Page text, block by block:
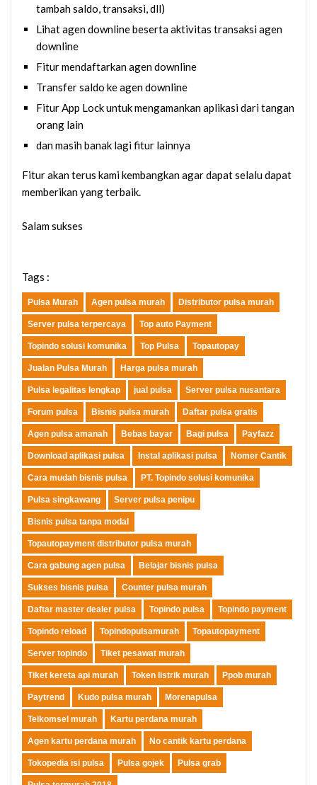
tambah saldo, transaksi, dll)
Lihat agen downline beserta aktivitas transaksi agen
downline
Fitur mendaftarkan agen downline
Transfer saldo ke agen downline
Fitur App Lock untuk mengamankan aplikasi dari tangan
orang lain
dan masih banak lagi fitur lainnya
Fitur akan terus kami kembangkan agar dapat selalu dapat
memberikan yang terbaik.
Salam sukses
Tags :
Pulsa Murah Agen pulsa murah Distributor pulsa murah
Server pulsa terpercaya Top auto Payment
Topindo solusi komunika Top Pulsa Topautopay
Jualan Pulsa Murah Harga pulsa murah
Pulsa legalitas lengkap jual pulsa Server pulsa nusantara
Forum pulsa Bisnis pulsa murah Daftar pulsa gratis
Agen pulsa amanah Bebas bayar Bagi pulsa Payfazz
Download aplikasi pulsa Instal aplikasi pulsa Nomer Cantik
Cara mudah bisnis pulsa PT. Topindo solusi komunika
Pulsa singkawang Server pulsa penipu
Bisnis pulsa tanpa modal
Topautopayment distributor pulsa murah
Cara gabung agen pulsa Belajar bisnis pulsa
Sukses bisnis pulsa Counter pulsa murah
Daftar master dealer pulsa Topindo pulsa Topindo payment
Topindo reload Topindopulsamurah Topautopayment
Server topindo Tiket pesawat murah
Tiket kereta api murah Token listrik murah Ppob murah
Paytrend Kudo pulsa murah Morenapulsa
Telkomsel murah Kartu perdana murah
Agen kartu perdana murah No cantik kartu perdana
Tokopedia isi pulsa Pulsa gojek Pulsa grab